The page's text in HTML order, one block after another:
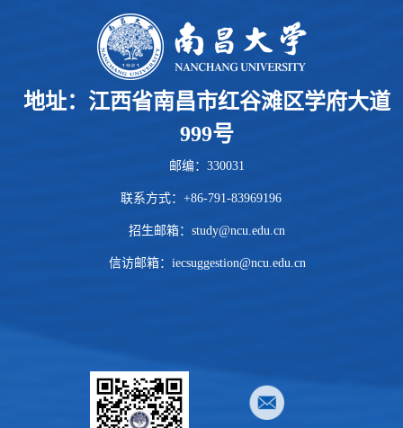
地址：江西省南昌市红谷滩区学府大道
999号
邮编：330031
联系方式：+86-791-83969196
招生邮箱：study@ncu.edu.cn
信访邮箱：iecsuggestion@ncu.edu.cn